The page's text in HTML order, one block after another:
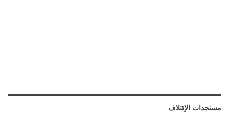
مستجدات الإئتلاف